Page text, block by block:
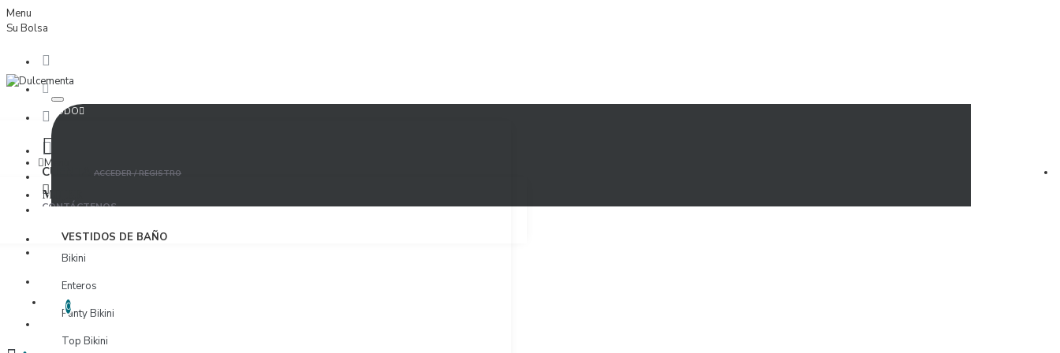
Menu
Su Bolsa
CONTÁCTENOS
TODO
CUENTA ACCEDER / REGISTRO
LISTA DE DESEOS
0
Menu
MUJER
VESTIDOS DE BAÑO
Bikini
Enteros
Panty Bikini
Top Bikini
ACCEDER
PROVEEDORES